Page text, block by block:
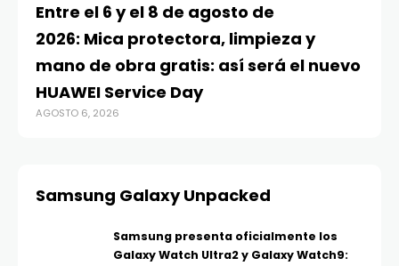
Entre el 6 y el 8 de agosto de
2026: Mica protectora, limpieza y
mano de obra gratis: así será el nuevo
HUAWEI Service Day
AGOSTO 6, 2026
Samsung Galaxy Unpacked
Samsung presenta oficialmente los
Galaxy Watch Ultra2 y Galaxy Watch9: